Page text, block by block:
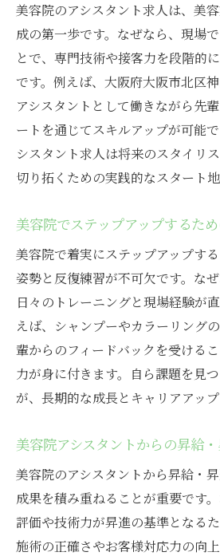
美容院のアシスタント求人は、美
成の第一歩です。なぜなら、現場
とで、専門技術や接客力を段階的
です。例えば、大阪府大阪市北区神
アシスタントとして働きながら先
ートを通じてスキルアップが可能
シスタント求人は将来のスタイリ
切り拓くための実践的なスタート地
美容院でステップアップするた
美容院で着実にステップアップす
姿勢と反復練習が不可欠です。な
日々のトレーニングと現場経験が
えば、シャンプーやカラーリング
輩からのフィードバックを受ける
力が身に付きます。自ら課題を見
が、長期的な成長とキャリアアップ
美容院アシスタントからの昇給
美容院のアシスタントから昇給・昇
成果を積み重ねることが重要です
評価や技術力が昇進の基準となるた
施術の正確さやお客様対応力の向